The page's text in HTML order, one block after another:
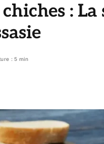
: La
: 5 min